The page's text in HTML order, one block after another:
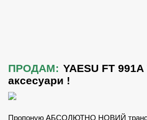
ПРОДАМ: YAESU FT
аксесуари !
Пропоную АБСОЛЮТНО НОВИЙ